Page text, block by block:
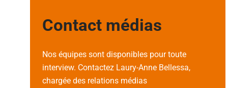
Contact médias
Nos équipes sont disponibles pour toute
interview. Contactez Laury-Anne Bellessa,
chargée des relations médias